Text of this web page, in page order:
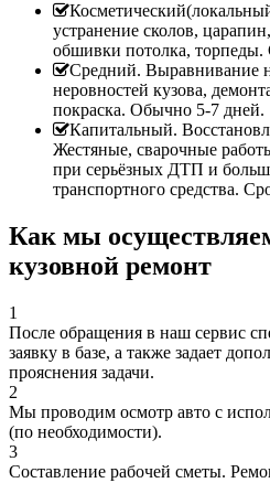
устранение сколов,
обшивки потолка, торпеды.
Средний. Выравнивание
неровностей кузова,
покраска. Обычно 5-7 дней.
Капитальный.
Жестяные, сварочные
при серьёзных ДТП и
транспортного средства.
Как мы
кузовной ремонт
1
После обращения в наш сервис
заявку в базе, а также задает
прояснения задачи.
2
Мы проводим осмотр авто с
(по необходимости).
3
Составление рабочей сметы.